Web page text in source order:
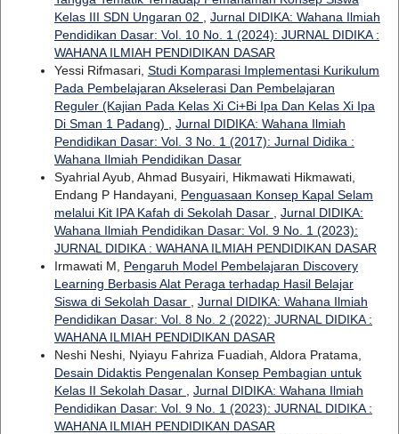
Kelas III SDN Ungaran 02
Jurnal DIDIKA: Wahana Ilmiah
Pendidikan Dasar: Vol. 10 No. 1 (2024): JURNAL DIDIKA :
WAHANA ILMIAH PENDIDIKAN DASAR
Yessi Rifmasari, Studi Komparasi Implementasi Kurikulum
Pada Pembelajaran Akselerasi Dan Pembelajaran
Reguler (Kajian Pada Kelas Xi Ci+Bi Ipa Dan Kelas Xi Ipa
Di Sman 1 Padang)
Jurnal DIDIKA: Wahana Ilmiah
Pendidikan Dasar: Vol. 3 No. 1 (2017): Jurnal Didika :
Wahana Ilmiah Pendidikan Dasar
Syahrial Ayub, Ahmad Busyairi, Hikmawati Hikmawati,
Endang P Handayani, Penguasaan Konsep Kapal Selam
melalui Kit IPA Kafah di Sekolah Dasar
Jurnal DIDIKA:
Wahana Ilmiah Pendidikan Dasar: Vol. 9 No. 1 (2023):
JURNAL DIDIKA : WAHANA ILMIAH PENDIDIKAN DASAR
Irmawati M, Pengaruh Model Pembelajaran Discovery
Learning Berbasis Alat Peraga terhadap Hasil Belajar
Siswa di Sekolah Dasar
Jurnal DIDIKA: Wahana Ilmiah
Pendidikan Dasar: Vol. 8 No. 2 (2022): JURNAL DIDIKA :
WAHANA ILMIAH PENDIDIKAN DASAR
Neshi Neshi, Nyiayu Fahriza Fuadiah, Aldora Pratama,
Desain Didaktis Pengenalan Konsep Pembagian untuk
Kelas II Sekolah Dasar
Jurnal DIDIKA: Wahana Ilmiah
Pendidikan Dasar: Vol. 9 No. 1 (2023): JURNAL DIDIKA :
WAHANA ILMIAH PENDIDIKAN DASAR